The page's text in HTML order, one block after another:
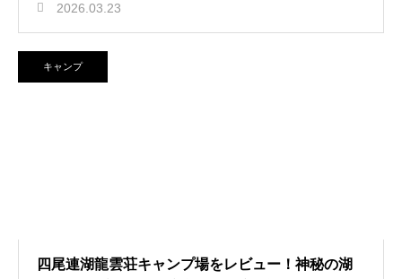
2026.03.23
キャンプ
四尾連湖龍雲荘キャンプ場をレビュー！神秘の湖